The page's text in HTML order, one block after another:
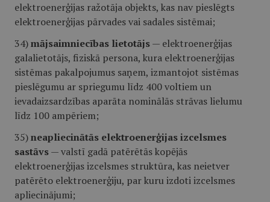
elektroenerģijas ražotāja objekts, kas nav pieslēgts
elektroenerģijas pārvades vai sadales sistēmai;
34)mājsaimniecības lietotājs— elektroenerģijas
galalietotājs, fiziskā persona, kura elektroenerģijas
sistēmas pakalpojumus saņem, izmantojot sistēmas
pieslēgumu ar spriegumu līdz 400 voltiem un
ievadaizsardzības aparāta nominālās strāvas lielumu
līdz 100 ampēriem;
35)neapliecinātās elektroenerģijas izcelsmes
sastāvs— valstī gadā patērētās kopējās
elektroenerģijas izcelsmes struktūra, kas neietver
patērēto elektroenerģiju, par kuru izdoti izcelsmes
apliecinājumi;